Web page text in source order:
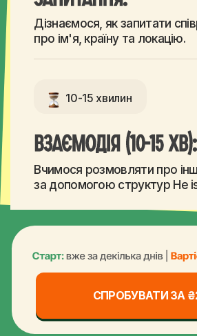
СПРОБУВАТИ ЗА ₴249
Усі, хто відвідає пробний
отримають ексклюзивну
на повний курс А1 від
School.
Договір оферти